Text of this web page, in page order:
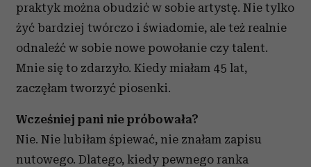
praktyk można obudzić w sobie artystę. Nie tylko
żyć bardziej twórczo i świadomie, ale też realnie
odnaleźć w sobie nowe powołanie czy talent.
Mnie się to zdarzyło. Kiedy miałam 45 lat,
zaczęłam tworzyć piosenki.
Wcześniej pani nie próbowała?
Nie. Nie lubiłam śpiewać, nie znałam zapisu
nutowego. Dlatego, kiedy pewnego ranka